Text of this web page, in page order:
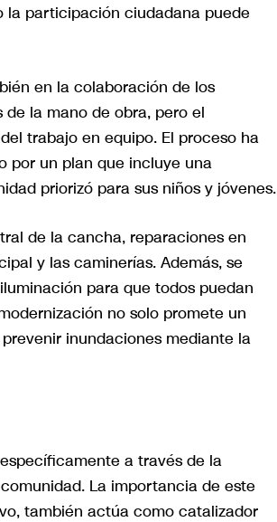
la participación ciudadana puede
en la colaboración de los
la mano de obra, pero el
trabajo en equipo. El proceso ha
por un plan que incluye una
priorizó para sus niños y jóvenes.
de la cancha, reparaciones en
y las caminerías. Además, se
para que todos puedan
no solo promete un
inundaciones mediante la
a través de la
La importancia de este
también actúa como catalizador